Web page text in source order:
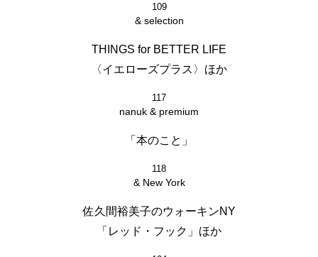
109
& selection
THINGS for BETTER LIFE
〈イエローズプラス〉ほか
117
nanuk & premium
「本のこと」
118
& New York
佐久間裕美子のウォーキンNY
「レッド・フック」ほか